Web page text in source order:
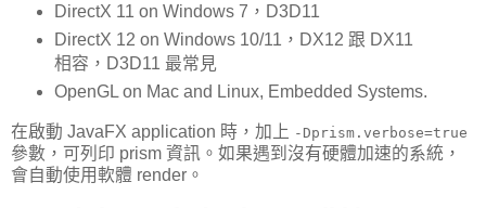
DirectX 11 on Windows 7，D3D11
DirectX 12 on Windows 10/11，DX12 跟 DX11
相容，D3D11 最常見
OpenGL on Mac and Linux, Embedded Systems.
在啟動 JavaFX application 時，加上 -Dprism.verbose=true
參數，可列印 prism 資訊。如果遇到沒有硬體加速的系統，
會自動使用軟體 render。